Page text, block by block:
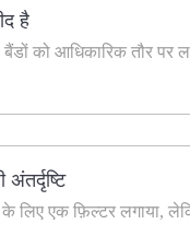
है
को आधिकारिक तौर पर
लिए एक फ़िल्टर लगाया,